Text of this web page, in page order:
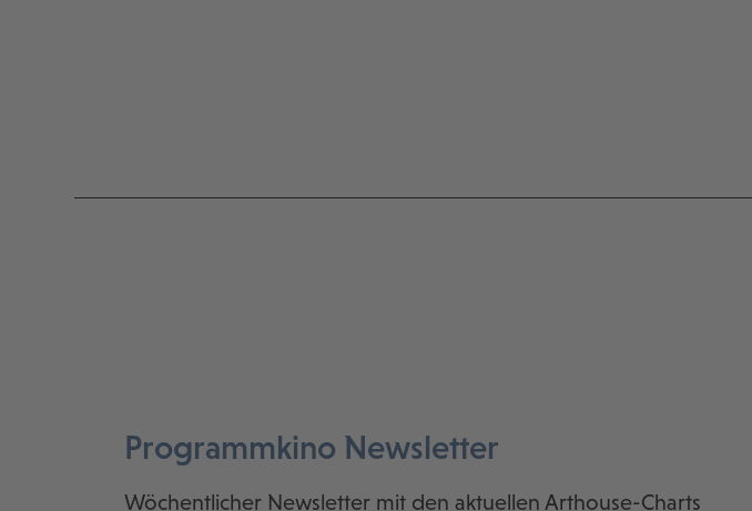
Programmkino Newsletter
Wöchentlicher Newsletter mit den aktuellen Arthouse-Charts